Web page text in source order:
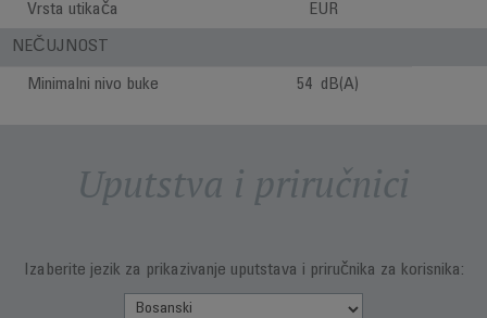
Vrsta utikača EUR
NEČUJNOST
Minimalni nivo buke 54 dB(A)
Uputstva i priručnici
Izaberite jezik za prikazivanje uputstava i priručnika za korisnika: